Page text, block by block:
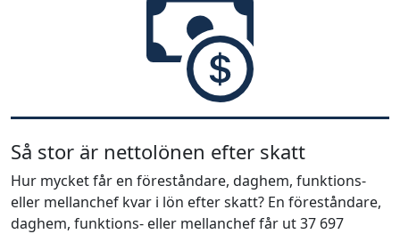
Så stor är nettolönen efter skatt
Hur mycket får en föreståndare, daghem, funktions-
eller mellanchef kvar i lön efter skatt? En föreståndare,
daghem, funktions- eller mellanchef får ut 37 697